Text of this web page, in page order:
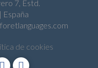
7, Estd.
de cookies